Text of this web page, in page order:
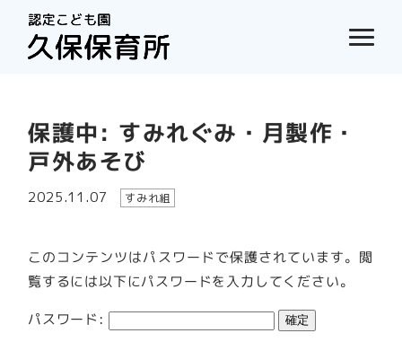
保護中: すみれぐみ・月製作・
戸外あそび
2025.11.07 すみれ組
このコンテンツはパスワードで保護されています。閲
覧するには以下にパスワードを入力してください。
パスワード: